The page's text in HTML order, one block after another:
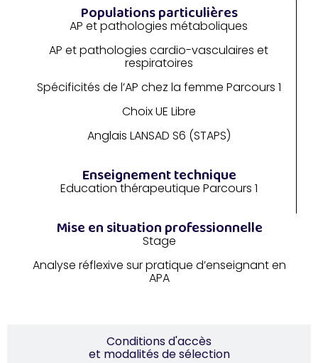
Conditions d'accès
et modalités de sélection
Populations particulières
AP et pathologies métaboliques
AP et pathologies cardio-vasculaires et
respiratoires
Spécificités de l’AP chez la femme Parcours 1
Choix UE Libre
Anglais LANSAD S6 (STAPS)
Enseignement technique
Education thérapeutique Parcours 1
Mise en situation professionnelle
Stage
Analyse réflexive sur pratique d’enseignant en
APA